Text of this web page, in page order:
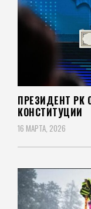
ПРЕЗИДЕНТ РК
КОНСТИТУЦИИ
16 МАРТА, 2026